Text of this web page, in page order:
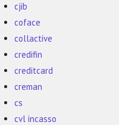
cjib
coface
collactive
credifin
creditcard
creman
cs
cvl incasso